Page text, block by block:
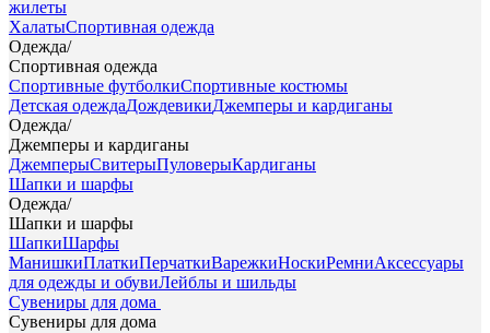
жилеты
ХалатыСпортивная одежда
Одежда/
Спортивная одежда
Спортивные футболкиСпортивные костюмы
Детская одеждаДождевикиДжемперы и кардиганы
Одежда/
Джемперы и кардиганы
ДжемперыСвитерыПуловерыКардиганы
Шапки и шарфы
Одежда/
Шапки и шарфы
ШапкиШарфы
МанишкиПлаткиПерчаткиВарежкиНоскиРемниАксессуары
для одежды и обувиЛейблы и шильды
Сувениры для дома
Сувениры для дома